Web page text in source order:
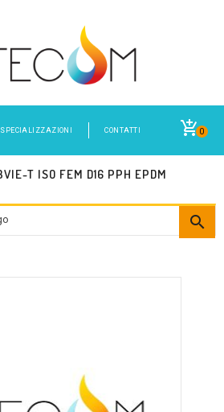
0
SPECIALIZZAZIONI CONTATTI
T ISO FEM D16 PPH EPDM
